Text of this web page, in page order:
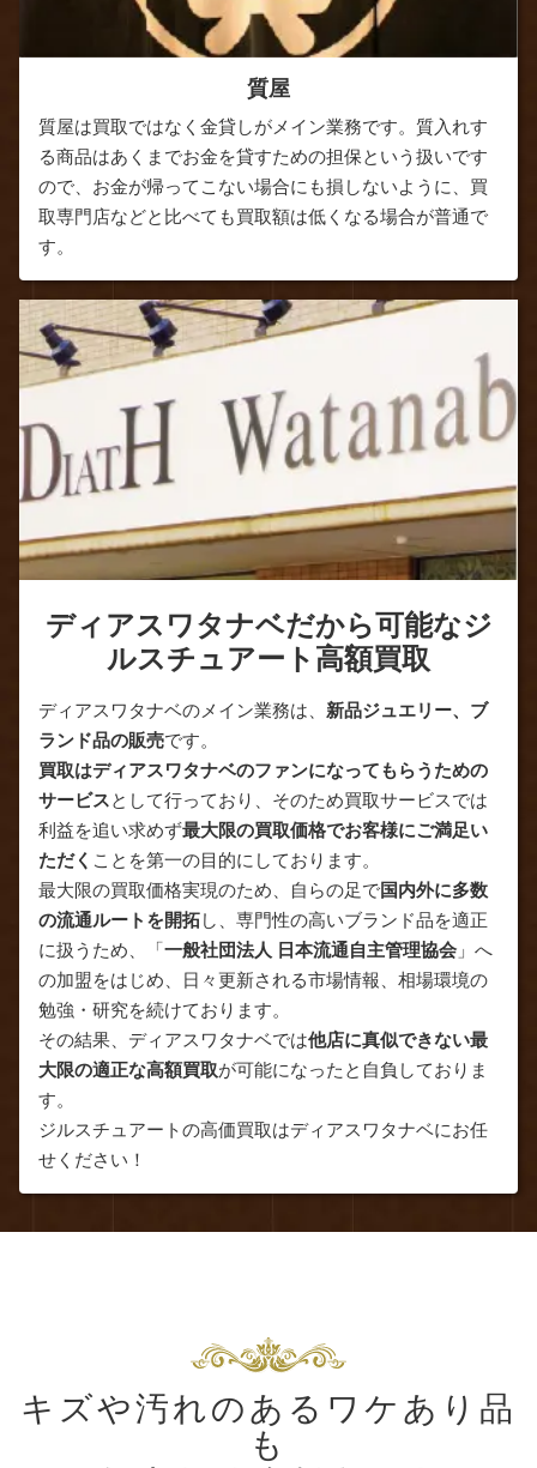
質屋
質屋は買取ではなく金貸しがメイン業務です。質入れす
る商品はあくまでお金を貸すための担保という扱いです
ので、お金が帰ってこない場合にも損しないように、買
取専門店などと比べても買取額は低くなる場合が普通で
す。
ディアスワタナベだから可能なジ
ルスチュアート高額買取
ディアスワタナベのメイン業務は、 新品ジュエリー、ブ
ランド品の販売です。
買取はディアスワタナベのファンになってもらうための
サービスとして行っており、そのため買取サービスでは
利益を追い求めず最大限の買取価格でお客様にご満足い
ただく ことを第一の目的にしております。
最大限の買取価格実現のため、自らの足で国内外に多数
の流通ルートを開拓し、専門性の高いブランド品を適正
に扱うため、「一般社団法人 日本流通自主管理協会 」へ
の加盟をはじめ、日々更新される市場情報、相場環境の
勉強・研究を続けております。
その結果、ディアスワタナベでは他店に真似できない最
大限の適正な高額買取が可能になったと自負しておりま
す。
ジルスチュアートの高価買取はディアスワタナベにお任
せください！
キズや汚れのあるワケあり品
も